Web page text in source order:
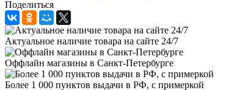
Поделиться
Актуальное наличие товара на сайте 24/7
Оффлайн магазины в Санкт-Петербурге
Более 1 000 пунктов выдачи в РФ, с примеркой